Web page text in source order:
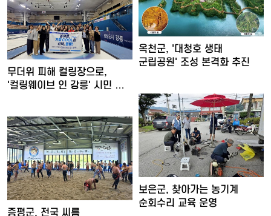
옥천군, '대청호 생태
군립공원' 조성 본격화 추진
무더위 피해 컬링장으로,
'컬링웨이브 인 강릉' 시민 …
보은군, 찾아가는 농기계
순회수리 교육 운영
증평군, 전국 씨름